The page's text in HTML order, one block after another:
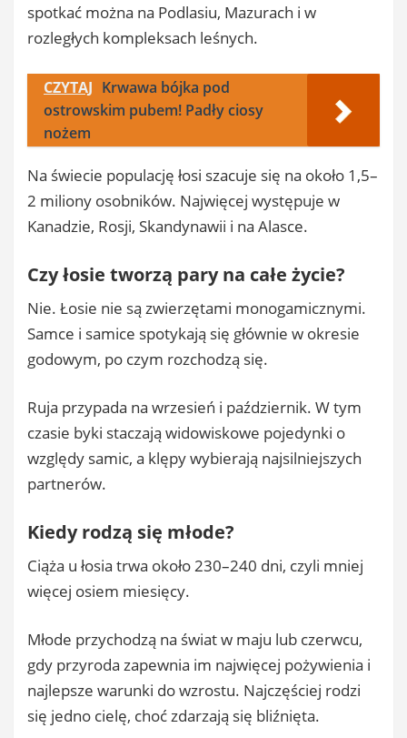
spotkać można na Podlasiu, Mazurach i w
rozległych kompleksach leśnych.
CZYTAJ Krwawa bójka pod
ostrowskim pubem! Padły ciosy
nożem
Na świecie populację łosi szacuje się na około 1,5–
2 miliony osobników. Najwięcej występuje w
Kanadzie, Rosji, Skandynawii i na Alasce.
Czy łosie tworzą pary na całe życie?
Nie. Łosie nie są zwierzętami monogamicznymi.
Samce i samice spotykają się głównie w okresie
godowym, po czym rozchodzą się.
Ruja przypada na wrzesień i październik. W tym
czasie byki staczają widowiskowe pojedynki o
względy samic, a klępy wybierają najsilniejszych
partnerów.
Kiedy rodzą się młode?
Ciąża u łosia trwa około 230–240 dni, czyli mniej
więcej osiem miesięcy.
Młode przychodzą na świat w maju lub czerwcu,
gdy przyroda zapewnia im najwięcej pożywienia i
najlepsze warunki do wzrostu. Najczęściej rodzi
się jedno cielę, choć zdarzają się bliźnięta.